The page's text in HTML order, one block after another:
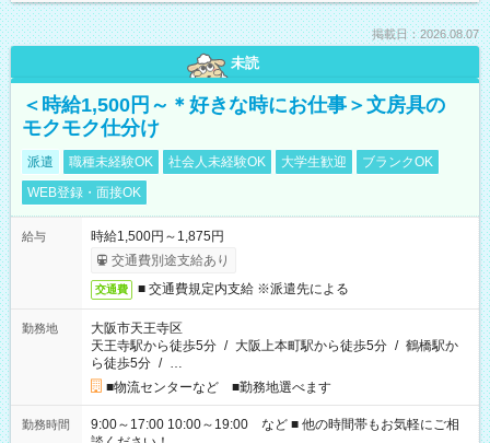
掲載日：2026.08.07
未読
＜時給1,500円～＊好きな時にお仕事＞文房具の
モクモク仕分け
派遣 職種未経験OK 社会人未経験OK 大学生歓迎
ブランクOK
WEB登録・面接OK
給与
時給1,500円～1,875円
交通費別途支給あり
交通費 ■ 交通費規定内支給 ※派遣先による
勤務地
大阪市天王寺区
天王寺駅から徒歩5分 / 大阪上本町駅から徒歩5分 / 鶴橋駅か
ら徒歩5分 / …
■物流センターなど ■勤務地選べます
勤務時間
9:00～17:00 10:00～19:00 など ■ 他の時間帯もお気軽にご相